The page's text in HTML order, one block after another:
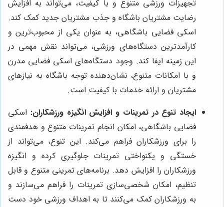
تجهیزات ورزشی متنوع و با کیفیت، می‌تواند به افزایش
رضایت مشتریان باشگاه و جذب مشتریان جدید کمک کند.
اسکی فضایی باشگاهی، به عنوان یکی از محبوب‌ترین و
کارآمدترین دستگاه‌های ورزشی، می‌تواند نقش مهمی در
این زمینه ایفا کند. وجود دستگاه‌های اسکی فضایی مدرن
و با امکانات متنوع، نشان‌دهنده توجه باشگاه به نیازهای
مشتریان و ارائه خدمات با کیفیت است.
ایجاد تنوع در تمرینات و افزایش انگیزه ورزشکاران: اسکی
فضایی باشگاهی، امکان انجام تمرینات متنوع و هدفمندی
را برای ورزشکاران فراهم می‌کند. این تنوع، می‌تواند از
خستگی و یکنواختی تمرینات جلوگیری کرده و انگیزه
ورزشکاران را افزایش دهد. برنامه‌های تمرینی متنوع و قابل
تنظیم، امکان شخصی‌سازی تمرینات را فراهم می‌سازند و
به ورزشکاران کمک می‌کنند تا به اهداف ورزشی خود دست